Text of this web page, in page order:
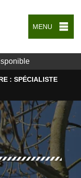
MENU
: SPÉCIALISTE